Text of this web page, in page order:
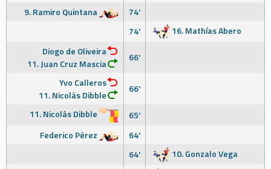
9. Ramiro Quintana
74'
74'
16. Mathías Abero
Diogo de Oliveira
11. Juan Cruz Mascia
66'
Yvo Calleros
11. Nicolás Dibble
66'
11. Nicolás Dibble
65'
Federico Pérez
64'
64'
10. Gonzalo Vega